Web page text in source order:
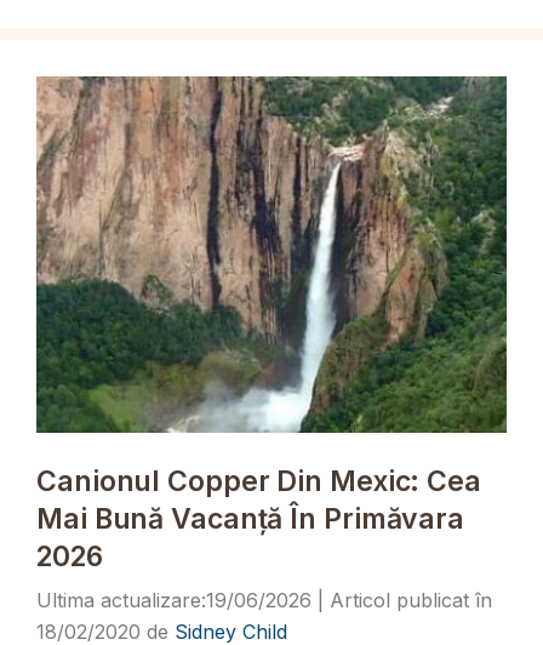
Canionul Copper Din Mexic: Cea
Mai Bună Vacanță În Primăvara
2026
19/06/2026
18/02/2020 de Sidney Child